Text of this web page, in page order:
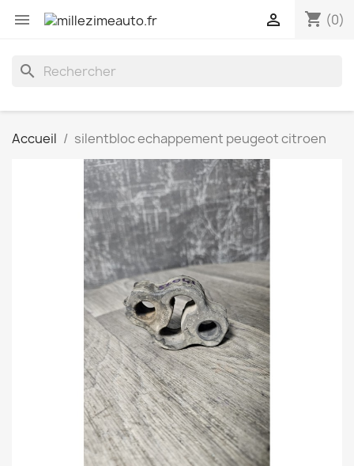
 shopping_cart (0)

search
Accueil silentbloc echappement peugeot citroen